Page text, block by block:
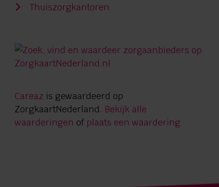
Thuiszorgkantoren
Careaz is gewaardeerd op
ZorgkaartNederland. Bekijk alle
waarderingen of plaats een waardering